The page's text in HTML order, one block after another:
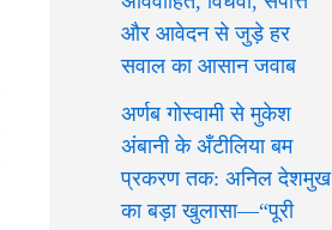
और आवेदन से जुड़े हर
सवाल का आसान जवाब
अर्णब गोस्वामी से मुकेश
अंबानी के अँटीलिया बम
प्रकरण तक: अनिल देशमुख
का बड़ा खुलासा—“पूरी